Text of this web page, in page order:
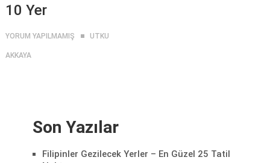
10 Yer
YORUM YAPILMAMIŞ UTKU
AKKAYA
Son Yazılar
Filipinler Gezilecek Yerler – En Güzel 25 Tatil